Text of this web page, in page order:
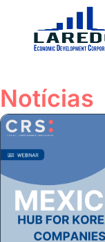
Notícias